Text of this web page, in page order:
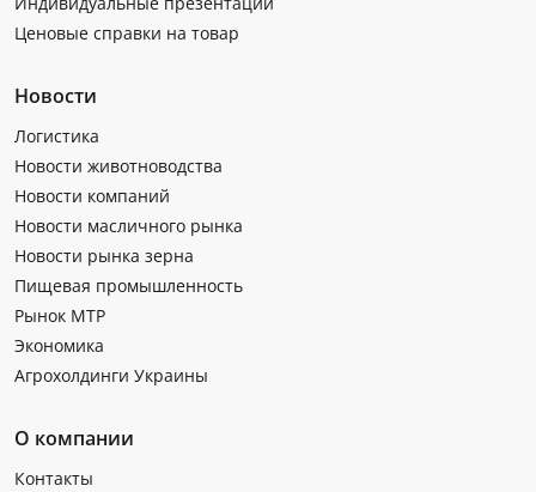
Ценовые справки на товар
Новости
Логистика
Новости животноводства
Новости компаний
Новости масличного рынка
Новости рынка зерна
Пищевая промышленность
Рынок МТР
Экономика
Агрохолдинги Украины
О компании
Контакты